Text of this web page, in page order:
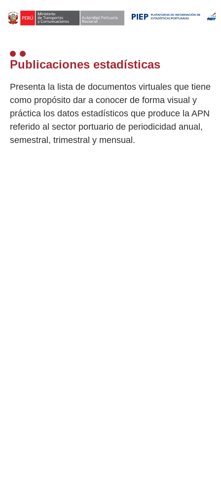
Publicaciones estadísticas
Presenta la lista de documentos virtuales que tiene
como propósito dar a conocer de forma visual y
práctica los datos estadísticos que produce la APN
referido al sector portuario de periodicidad anual,
semestral, trimestral y mensual.